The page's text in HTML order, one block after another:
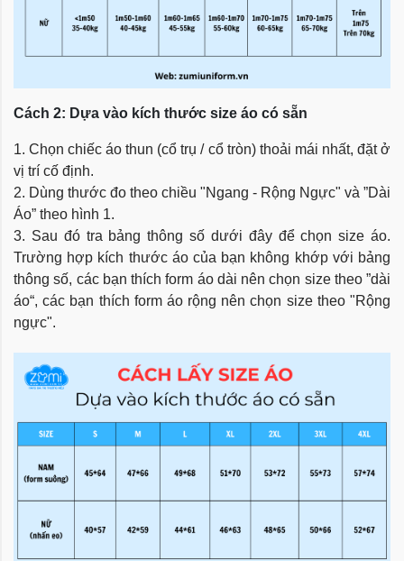
Cách 2: Dựa vào kích thước size áo có sẵn
1. Chọn chiếc áo thun (cổ trụ / cổ tròn) thoải mái nhất, đặt ở
vị trí cố định.
2. Dùng thước đo theo chiều "Ngang - Rộng Ngực" và ”Dài
Áo” theo hình 1.
3. Sau đó tra bảng thông số dưới đây để chọn size áo.
Trường hợp kích thước áo của bạn không khớp với bảng
thông số, các bạn thích form áo dài nên chọn size theo ”dài
áo“, các bạn thích form áo rộng nên chọn size theo "Rộng
ngực".